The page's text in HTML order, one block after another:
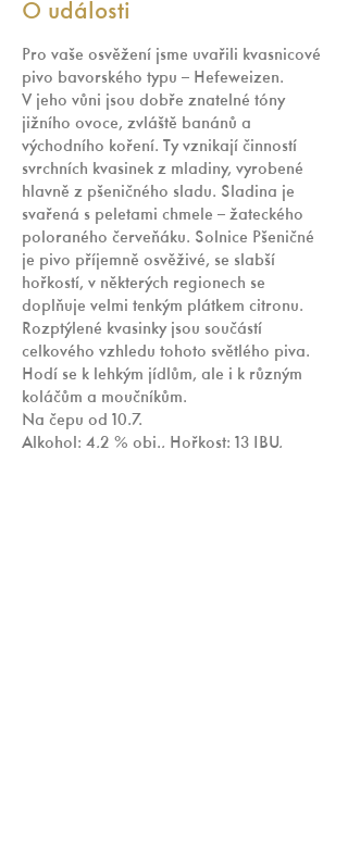
O události
Pro vaše osvěžení jsme uvařili kvasnicové
pivo bavorského typu – Hefeweizen.
V jeho vůni jsou dobře znatelné tóny
jižního ovoce, zvláště banánů a
východního koření. Ty vznikají činností
svrchních kvasinek z mladiny, vyrobené
hlavně z pšeničného sladu. Sladina je
svařená s peletami chmele – žateckého
poloraného červeňáku. Solnice Pšeničné
je pivo příjemně osvěživé, se slabší
hořkostí, v některých regionech se
doplňuje velmi tenkým plátkem citronu.
Rozptýlené kvasinky jsou součástí
celkového vzhledu tohoto světlého piva.
Hodí se k lehkým jídlům, ale i k různým
koláčům a moučníkům.
Na čepu od 10.7.
Alkohol: 4,2 % obj., Hořkost: 13 IBU,